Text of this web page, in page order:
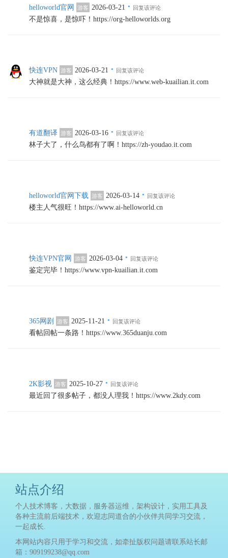
helloworld官网 游客 2026-03-21 · 回复该评论
不是惊喜，是惊吓！https://org-helloworlds.org
快连VPN 游客 2026-03-21 · 回复该评论
大神就是大神，这么经典！https://www.web-kuailian.it.com
有道翻译 游客 2026-03-16 · 回复该评论
林子大了，什么鸟都有了啊！https://zh-youdao.it.com
helloworld官网下载 游客 2026-03-14 · 回复该评论
楼主人气很旺！https://www.ai-helloworld.cn
快连VPN官网 游客 2026-03-04 · 回复该评论
鉴定完毕！https://www.vpn-kuailian.it.com
365网剧 游客 2025-11-21 · 回复该评论
看帖回帖一条路！https://www.365duanju.com
2K影视 游客 2025-10-27 · 回复该评论
最近回了很多帖子，都没人理我！https://www.2kdy.com
站点介绍
个人技术博客，大数据，服务器运维，架构设计，实用工具及
各种主流前后端技术，欢迎志同道合的小伙伴共同学习交流，
一起成长.
本网站内容只用于学习和交流，如牵扯版权问题请联系站长邮
箱：909199238@qq.com